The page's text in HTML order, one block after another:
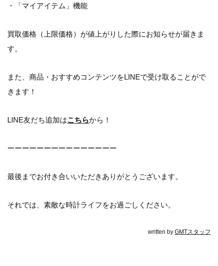
・「マイアイテム」機能
買取価格（上限価格）が値上がりした際にお知らせが届きま
す。
また、商品・おすすめコンテンツをLINEで受け取ることがで
きます！
LINE友だち追加はこちらから！
ーーーーーーーーーーーーーーー
最後までお付き合いいただきありがとうございます。
それでは、素敵な時計ライフをお過ごしください。
written by GMTスタッフ